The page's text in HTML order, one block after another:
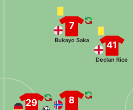
41
Declan Rice
8
7
Bukayo Saka
29